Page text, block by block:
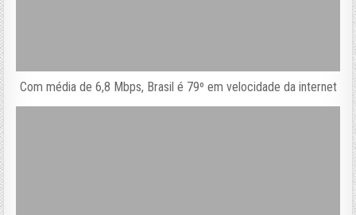
Com média de 6,8 Mbps, Brasil é 79º em velocidade da internet